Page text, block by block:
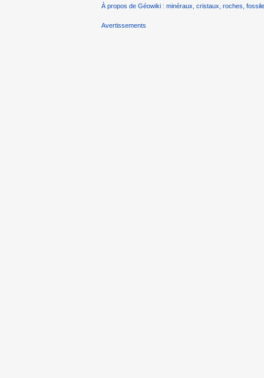
À propos de Géowiki : minéraux, cristaux, roches,
Avertissements